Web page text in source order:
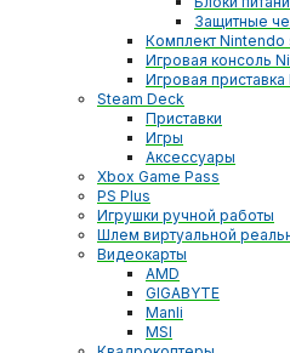
Защитные
Комплект Nintendo
Игровая консоль
Игровая
Steam Deck
Приставки
Игры
Аксессуары
Xbox Game Pass
PS Plus
Игрушки ручной работы
Шлем виртуальной
Видеокарты
AMD
GIGABYTE
Manli
MSI